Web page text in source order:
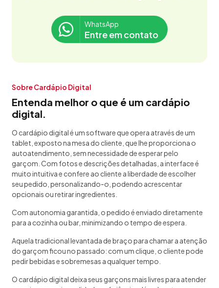
WhatsApp
Entre em contato
Sobre Cardápio Digital
Entenda melhor o que é um cardápio
digital.
O cardápio digital é um software que opera através de um
tablet, exposto na mesa do cliente, que lhe proporciona o
autoatendimento, sem necessidade de esperar pelo
garçom. Com fotos e descrições detalhadas, a interface é
muito intuitiva e confere ao cliente a liberdade de escolher
seu pedido, personalizando-o, podendo acrescentar
opcionais ou retirar ingredientes.
Com autonomia garantida, o pedido é enviado diretamente
para a cozinha ou bar, minimizando o tempo de espera.
Aquela tradicional levantada de braço para chamar a atenção
do garçom ficou no passado: com um clique, o cliente pode
pedir bebidas e sobremesas a qualquer tempo.
O cardápio digital deixa seus garçons mais livres para atender